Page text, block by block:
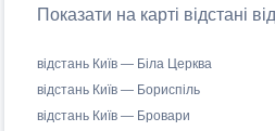
Показати на карті відстані
відстань Київ — Біла Церква
відстань Київ — Бориспіль
відстань Київ — Бровари